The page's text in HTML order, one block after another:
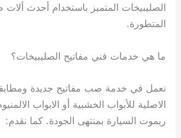
الصليبيخات المتميز باستخدام أحدث ألات
المتطورة.
ما هي خدمات فني مفاتيح الصليبيخات؟
الاصلية للأبواب الخشبية أو الابواب
ريموت السيارة بمنتهى الجودة. كما نقدم: